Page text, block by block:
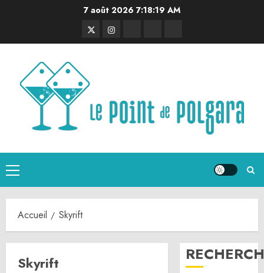
7 août 2026 7:18:19 AM
TwitterInstagram
Menu
principal
Accueil Skyrift
Skyrift